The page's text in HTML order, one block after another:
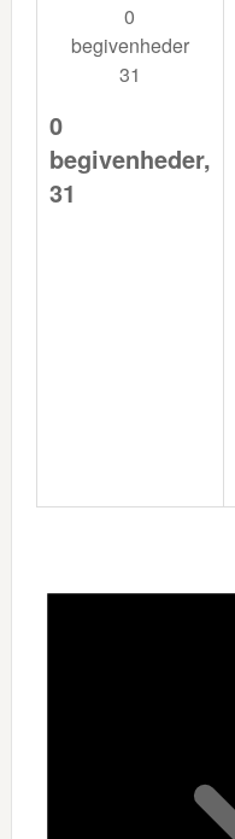
0
begivenheder
31
0
begivenheder,
31